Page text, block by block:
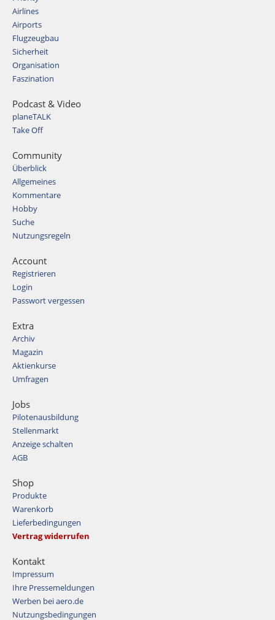
Airlines
Airports
Flugzeugbau
Sicherheit
Organisation
Faszination
Podcast & Video
planeTALK
Take Off
Community
Überblick
Allgemeines
Kommentare
Hobby
Suche
Nutzungsregeln
Account
Registrieren
Login
Passwort vergessen
Extra
Archiv
Magazin
Aktienkurse
Umfragen
Jobs
Pilotenausbildung
Stellenmarkt
Anzeige schalten
AGB
Shop
Produkte
Warenkorb
Lieferbedingungen
Vertrag widerrufen
Kontakt
Impressum
Ihre Pressemeldungen
Werben bei aero.de
Nutzungsbedingungen